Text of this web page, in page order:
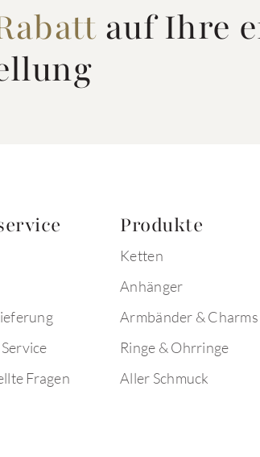
auf Ihre
Fragen
Produkte
Ketten
Anhänger
Armbänder & Charms
Ringe & Ohrringe
Aller Schmuck